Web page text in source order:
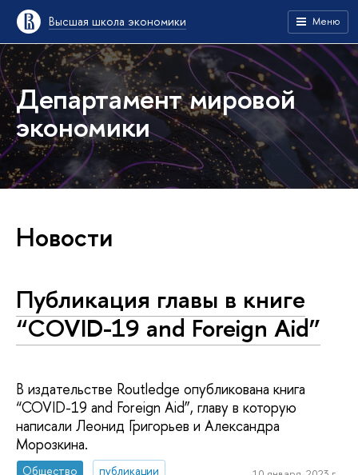
Высшая школа экономики Меню
Департамент мировой
экономики
Новости
Публикация главы в книге
“COVID-19 and Foreign Aid”
В издательстве Routledge опубликована книга
“COVID-19 and Foreign Aid”, главу в которую
написали Леонид Григорьев и Александра
Морозкина.
Общество публикации